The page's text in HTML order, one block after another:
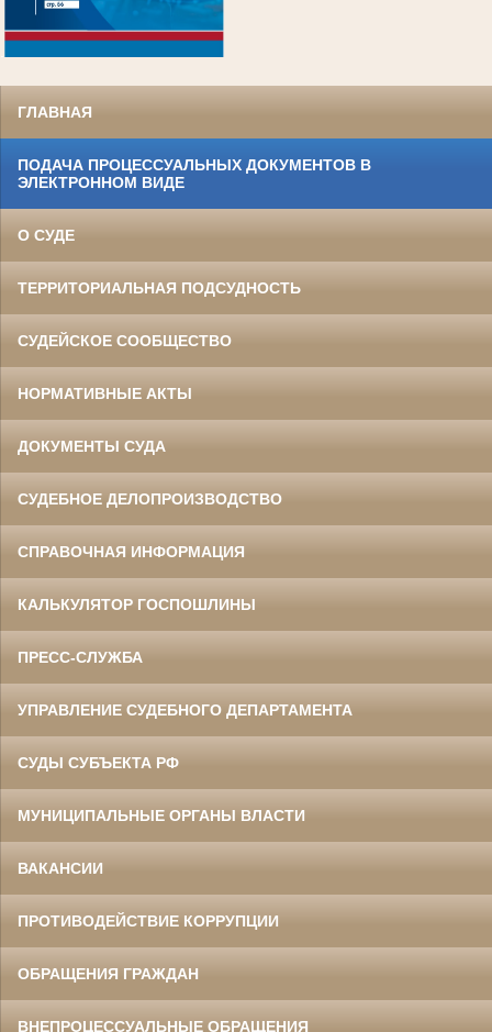
ГЛАВНАЯ
ПОДАЧА ПРОЦЕССУАЛЬНЫХ ДОКУМЕНТОВ В
ЭЛЕКТРОННОМ ВИДЕ
О СУДЕ
ТЕРРИТОРИАЛЬНАЯ ПОДСУДНОСТЬ
СУДЕЙСКОЕ СООБЩЕСТВО
НОРМАТИВНЫЕ АКТЫ
ДОКУМЕНТЫ СУДА
СУДЕБНОЕ ДЕЛОПРОИЗВОДСТВО
СПРАВОЧНАЯ ИНФОРМАЦИЯ
КАЛЬКУЛЯТОР ГОСПОШЛИНЫ
ПРЕСС-СЛУЖБА
УПРАВЛЕНИЕ СУДЕБНОГО ДЕПАРТАМЕНТА
СУДЫ СУБЪЕКТА РФ
МУНИЦИПАЛЬНЫЕ ОРГАНЫ ВЛАСТИ
ВАКАНСИИ
ПРОТИВОДЕЙСТВИЕ КОРРУПЦИИ
ОБРАЩЕНИЯ ГРАЖДАН
ВНЕПРОЦЕССУАЛЬНЫЕ ОБРАЩЕНИЯ